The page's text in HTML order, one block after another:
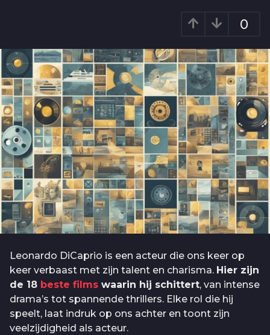
a
r
a
g
o
a
0
Leonardo DiCaprio is een acteur die ons keer op
keer verbaast met zijn talent en charisma. Hier zijn
de 18 beste films waarin hij schittert, van intense
drama’s tot spannende thrillers. Elke rol die hij
speelt, laat indruk op ons achter en toont zijn
veelzijdigheid als acteur.